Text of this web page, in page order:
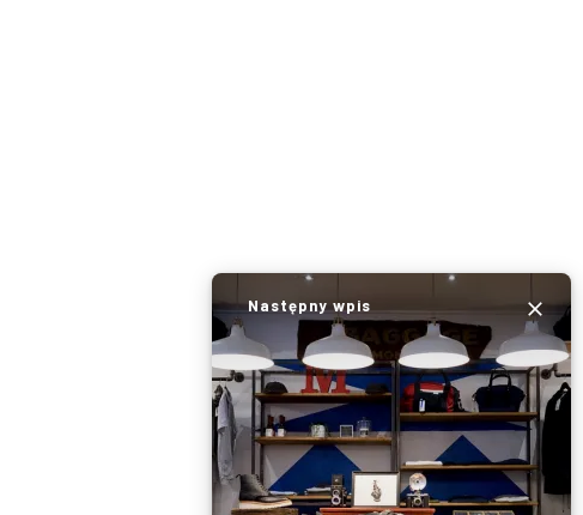
Następny wpis